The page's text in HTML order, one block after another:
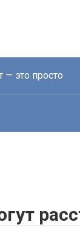
— это просто